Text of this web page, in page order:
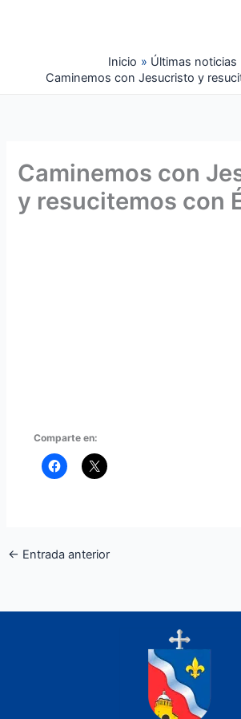
Inicio
Últimas noticias
Caminemos con Jesucristo y
Caminemos con
y resucitemos con
Comparte en:
← Entrada anterior